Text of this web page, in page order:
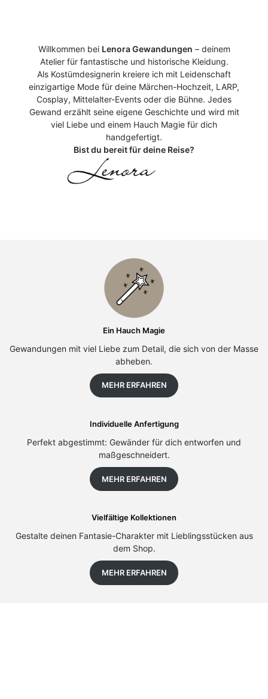
Willkommen bei Lenora Gewandungen – deinem
Atelier für fantastische und historische Kleidung.
Als Kostümdesignerin kreiere ich mit Leidenschaft
einzigartige Mode für deine Märchen-Hochzeit, LARP,
Cosplay, Mittelalter-Events oder die Bühne. Jedes
Gewand erzählt seine eigene Geschichte und wird mit
viel Liebe und einem Hauch Magie für dich
handgefertigt.
Bist du bereit für deine Reise?
Ein Hauch Magie
Gewandungen mit viel Liebe zum Detail, die sich von der Masse
abheben.
MEHR ERFAHREN
Individuelle Anfertigung
Perfekt abgestimmt: Gewänder für dich entworfen und
maßgeschneidert.
MEHR ERFAHREN
Vielfältige Kollektionen
Gestalte deinen Fantasie-Charakter mit Lieblingsstücken aus
dem Shop.
MEHR ERFAHREN